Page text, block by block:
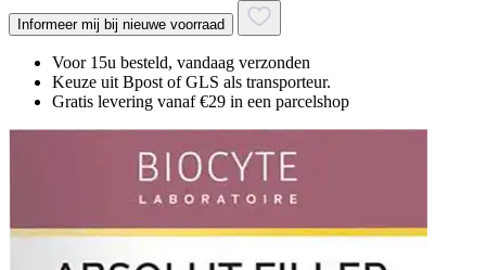
Informeer mij bij nieuwe voorraad
Voor 15u besteld, vandaag verzonden
Keuze uit Bpost of GLS als transporteur.
Gratis levering vanaf €29 in een parcelshop